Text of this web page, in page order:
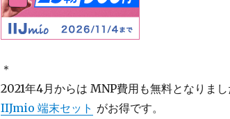
＊
2021年4月からは MNP費用も無料となりま
IIJmio 端末セット がお得です。